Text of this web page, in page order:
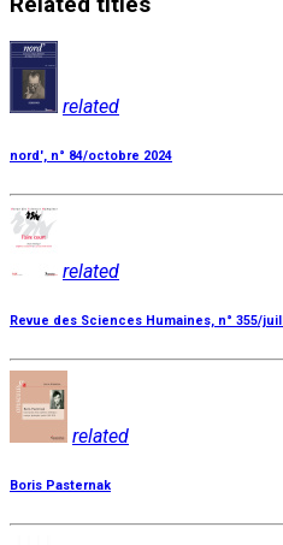
Related titles
related
nord', n° 84/octobre 2024
related
Revue des Sciences Humaines, n° 355/
related
Boris Pasternak